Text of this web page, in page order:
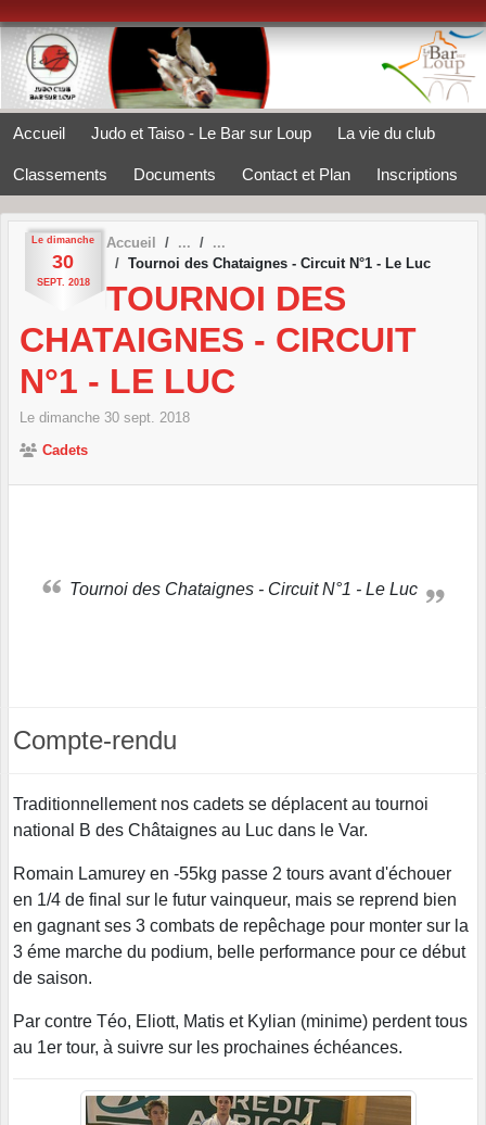
Accueil Judo et Taiso - Le Bar sur Loup La vie du club
Classements Documents Contact et Plan Inscriptions
Le dimanche
30
SEPT. 2018
Accueil
Tournoi des Chataignes - Circuit N°1 - Le Luc
TOURNOI DES
CHATAIGNES - CIRCUIT
N°1 - LE LUC
Le dimanche 30 sept. 2018
Cadets
Tournoi des Chataignes - Circuit N°1 - Le Luc
Compte-rendu
Traditionnellement nos cadets se déplacent au tournoi
national B des Châtaignes au Luc dans le Var.
Romain Lamurey en -55kg passe 2 tours avant d'échouer
en 1/4 de final sur le futur vainqueur, mais se reprend bien
en gagnant ses 3 combats de repêchage pour monter sur la
3 éme marche du podium, belle performance pour ce début
de saison.
Par contre Téo, Eliott, Matis et Kylian (minime) perdent tous
au 1er tour, à suivre sur les prochaines échéances.